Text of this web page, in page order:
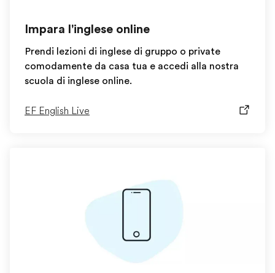
Impara l'inglese online
Prendi lezioni di inglese di gruppo o private
comodamente da casa tua e accedi alla nostra
scuola di inglese online.
EF English Live